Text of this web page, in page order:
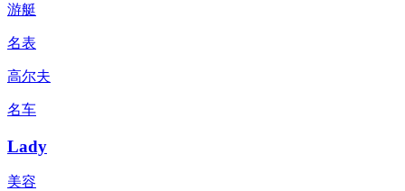
游艇
名表
高尔夫
名车
Lady
美容